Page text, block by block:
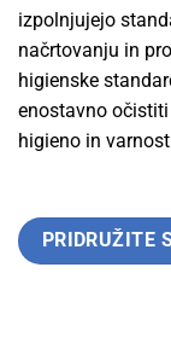
izpolnjujejo
načrtovanju in
higienske
enostavno
higieno in
PRIDRUŽITE